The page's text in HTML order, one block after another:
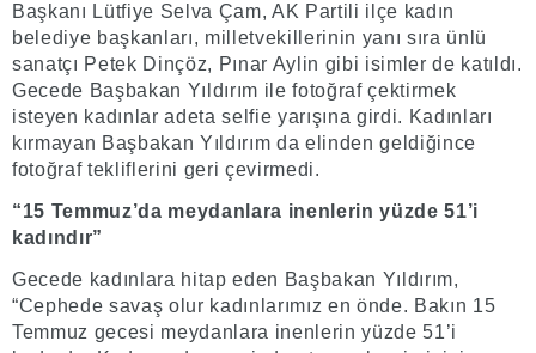
Başkanı Lütfiye Selva Çam, AK Partili ilçe kadın
belediye başkanları, milletvekillerinin yanı sıra ünlü
sanatçı Petek Dinçöz, Pınar Aylin gibi isimler de katıldı.
Gecede Başbakan Yıldırım ile fotoğraf çektirmek
isteyen kadınlar adeta selfie yarışına girdi. Kadınları
kırmayan Başbakan Yıldırım da elinden geldiğince
fotoğraf tekliflerini geri çevirmedi.
“15 Temmuz’da meydanlara inenlerin yüzde 51’i
kadındır”
Gecede kadınlara hitap eden Başbakan Yıldırım,
“Cephede savaş olur kadınlarımız en önde. Bakın 15
Temmuz gecesi meydanlara inenlerin yüzde 51’i